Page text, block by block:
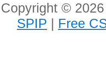
Copyright ©
SPIP | Free